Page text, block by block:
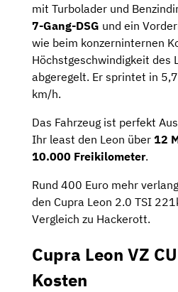
mit Turbolader und
7-Gang-DSG und ein
wie beim konzerninternen
Höchstgeschwindigkeit des
abgeregelt. Er sprintet in
km/h.
Das Fahrzeug ist perfekt
Ihr least den Leon über 12
10.000 Freikilometer.
Rund 400 Euro mehr
den Cupra Leon 2.0 TSI
Vergleich zu Hackerott.
Cupra Leon VZ
Kosten